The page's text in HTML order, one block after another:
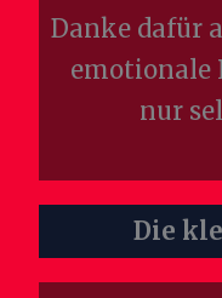
Danke dafür
emotionale
nur
Die